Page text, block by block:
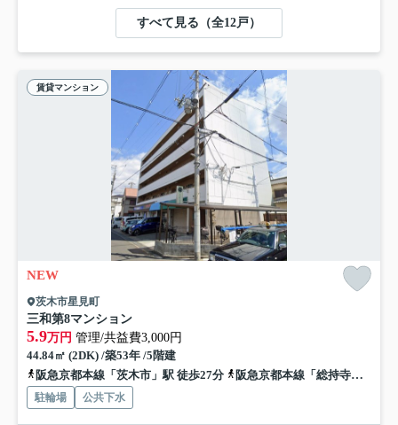
すべて見る（全12戸）
賃貸マンション
NEW
茨木市星見町
三和第8マンション
5.9万円 管理/共益費3,000円
44.84㎡ (2DK) /築53年 /5階建
阪急京都本線「茨木市」駅 徒歩27分
阪急京都本線「総持寺」駅 徒歩31分
駐輪場 公共下水